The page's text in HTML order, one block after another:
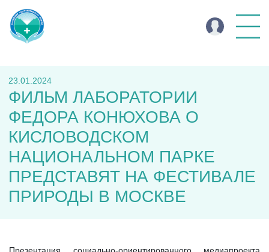
23.01.2024
ФИЛЬМ ЛАБОРАТОРИИ
ФЕДОРА КОНЮХОВА О
КИСЛОВОДСКОМ
НАЦИОНАЛЬНОМ ПАРКЕ
ПРЕДСТАВЯТ НА ФЕСТИВАЛЕ
ПРИРОДЫ В МОСКВЕ